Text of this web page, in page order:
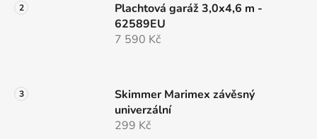
Plachtová garáž 3,0x4,6 m -
62589EU
7 590 Kč
Skimmer Marimex závěsný
univerzální
299 Kč